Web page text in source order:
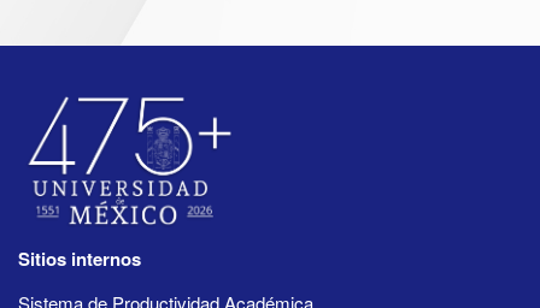
Sitios internos
Sistema de Productividad Académica